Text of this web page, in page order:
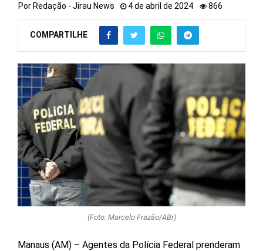
Por Redação - Jirau News 4 de abril de 2024 866
COMPARTILHE
(Foto: Marcelo Frazão/ABr)
Manaus (AM) – Agentes da Polícia Federal prenderam